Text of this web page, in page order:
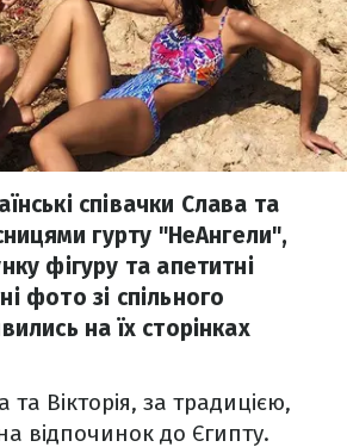
співачки Слава та
гурту "НеАнгели",
фігуру та апетитні
фото зі спільного
на їх сторінках
Вікторія, за традицією,
відпочинок до Єгипту.